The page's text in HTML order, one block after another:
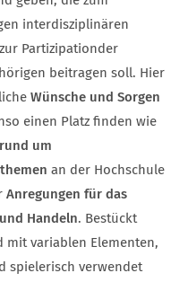
interdisziplinären
Partizipationder
beitragen soll. Hier
Wünsche und Sorgen
einen Platz finden wie
um
an der Hochschule
Anregungen für das
Handeln. Bestückt
mit variablen Elementen,
spielerisch verwendet